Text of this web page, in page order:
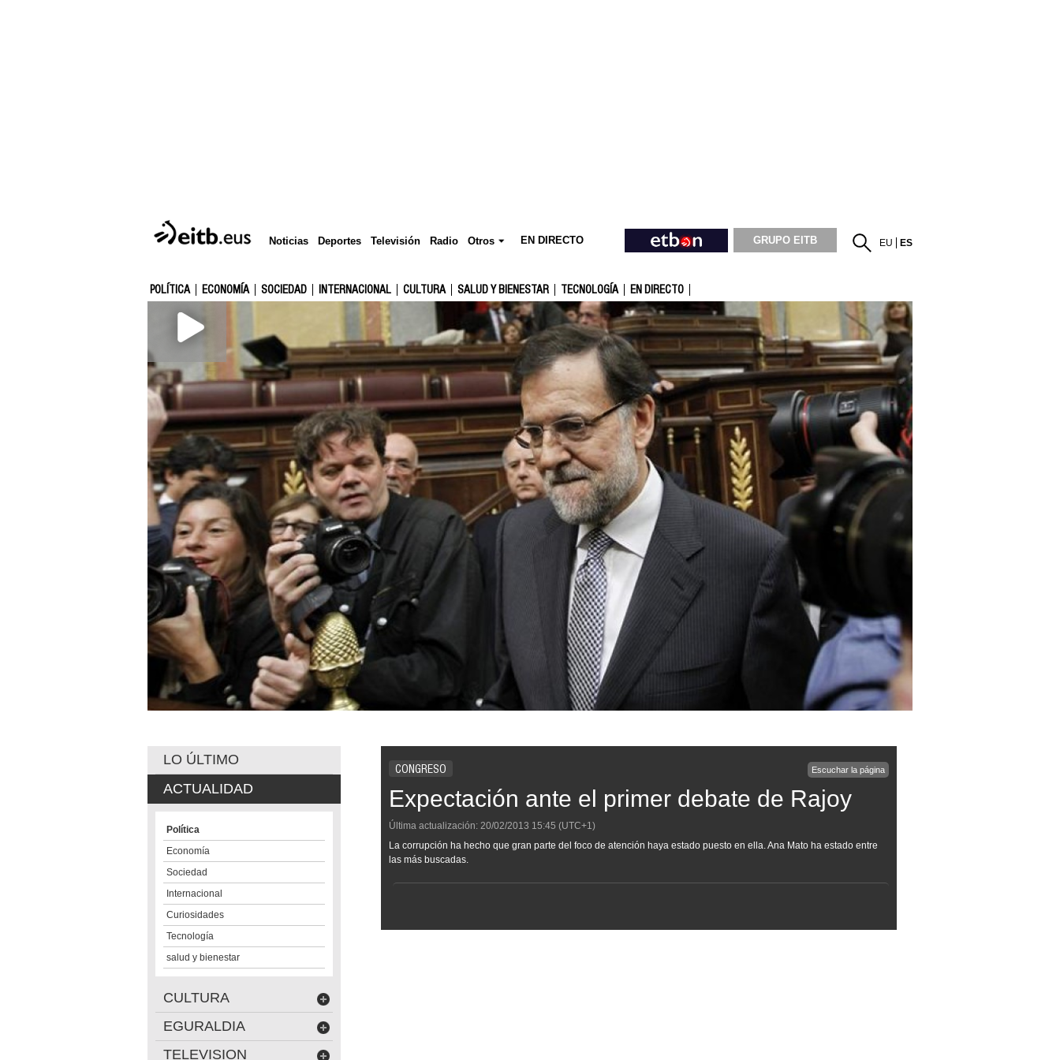
Noticias Deportes Televisión Radio Otros EN DIRECTO GRUPO EITB EU ES
POLÍTICA ECONOMÍA SOCIEDAD INTERNACIONAL CULTURA SALUD Y BIENESTAR TECNOLOGÍA EN DIRECTO
CONGRESO Escuchar la página
Expectación ante el primer debate de Rajoy
Última actualización: 20/02/2013 15:45 (UTC+1)
La corrupción ha hecho que gran parte del foco de atención haya estado puesto en ella. Ana Mato ha estado entre
las más buscadas.
LO ÚLTIMO
ACTUALIDAD
Política
Economía
Sociedad
Internacional
Curiosidades
Tecnología
salud y bienestar
CULTURA
EGURALDIA
TELEVISION